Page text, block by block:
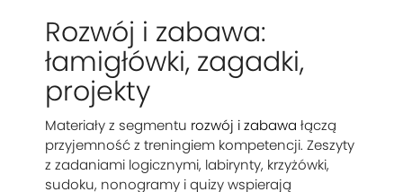
Rozwój i zabawa:
łamigłówki, zagadki,
projekty
Materiały z segmentu rozwój i zabawa łączą
przyjemność z treningiem kompetencji. Zeszyty
z zadaniami logicznymi, labirynty, krzyżówki,
sudoku, nonogramy i quizy wspierają